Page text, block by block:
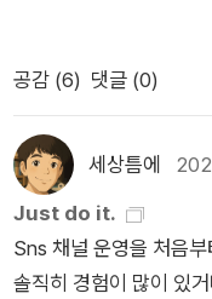
‘드로우앤드류’, 틱톡
램 컨설턴트인 ‘성공펭
에게 찬사를 받았다. 그
디어를 직접 해보기’를
않는다면 유의미한 결과
자. 36가지 콘텐츠 유형
인스타그램, X, 링크드
콘텐츠를 제작해보자.
공감 (6) 댓글 (0)
세상틈에
Just do it.
Sns 채널 운영을 처음
솔직히 경험이 많이 있